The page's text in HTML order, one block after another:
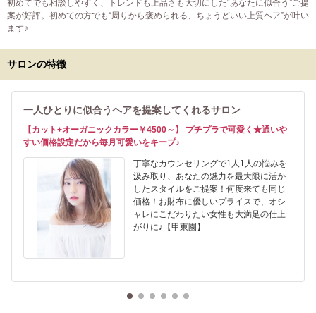
初めてでも相談しやすく、トレンドも上品さも大切にした“あなたに似合う”ご提
案が好評。初めての方でも“周りから褒められる、ちょうどいい上質ヘア”が叶い
ます♪
サロンの特徴
一人ひとりに似合うヘアを提案してくれるサロン
【カット+オーガニックカラー￥4500～】 プチプラで可愛く★通いや
すい価格設定だから毎月可愛いをキープ♪
丁寧なカウンセリングで1人1人の悩みを
汲み取り、あなたの魅力を最大限に活か
したスタイルをご提案！何度来ても同じ
価格！お財布に優しいプライスで、オシ
ャレにこだわりたい女性も大満足の仕上
がりに♪【甲東園】